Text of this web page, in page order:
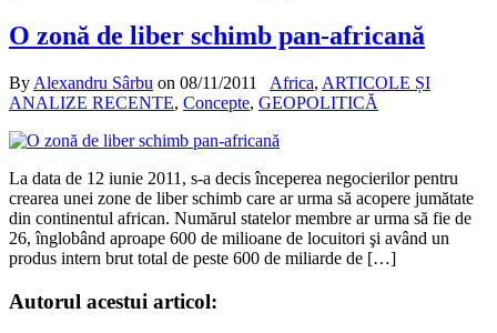
O zonă de liber schimb pan-africană
By Alexandru Sârbu on 08/11/2011 Africa, ARTICOLE ȘI
ANALIZE RECENTE, Concepte, GEOPOLITICĂ
La data de 12 iunie 2011, s-a decis începerea negocierilor pentru
crearea unei zone de liber schimb care ar urma să acopere jumătate
din continentul african. Numărul statelor membre ar urma să fie de
26, înglobând aproape 600 de milioane de locuitori şi având un
produs intern brut total de peste 600 de miliarde de […]
Autorul acestui articol: